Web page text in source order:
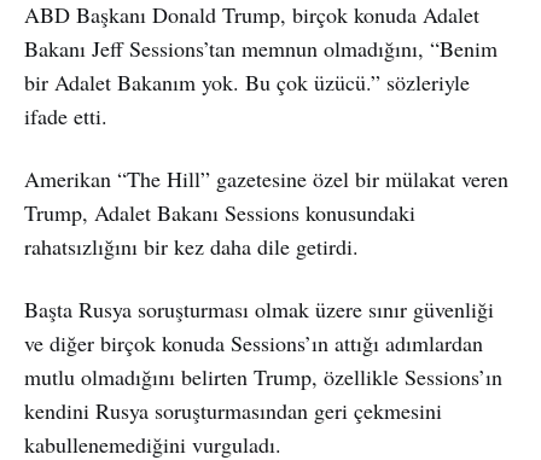
ABD Başkanı Donald Trump, birçok konuda Adalet
Bakanı Jeff Sessions’tan memnun olmadığını, “Benim
bir Adalet Bakanım yok. Bu çok üzücü.” sözleriyle
ifade etti.
Amerikan “The Hill” gazetesine özel bir mülakat veren
Trump, Adalet Bakanı Sessions konusundaki
rahatsızlığını bir kez daha dile getirdi.
Başta Rusya soruşturması olmak üzere sınır güvenliği
ve diğer birçok konuda Sessions’ın attığı adımlardan
mutlu olmadığını belirten Trump, özellikle Sessions’ın
kendini Rusya soruşturmasından geri çekmesini
kabullenemediğini vurguladı.